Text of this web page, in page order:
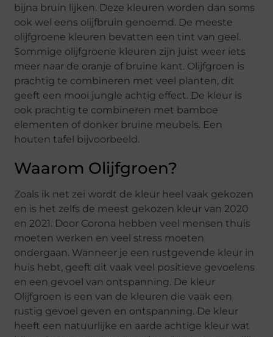
bijna bruin lijken. Deze kleuren worden dan soms
ook wel eens olijfbruin genoemd. De meeste
olijfgroene kleuren bevatten een tint van geel.
Sommige olijfgroene kleuren zijn juist weer iets
meer naar de oranje of bruine kant. Olijfgroen is
prachtig te combineren met veel planten, dit
geeft een mooi jungle achtig effect. De kleur is
ook prachtig te combineren met bamboe
elementen of donker bruine meubels. Een
houten tafel bijvoorbeeld.
Waarom Olijfgroen?
Zoals ik net zei wordt de kleur heel vaak gekozen
en is het zelfs de meest gekozen kleur van 2020
en 2021. Door Corona hebben veel mensen thuis
moeten werken en veel stress moeten
ondergaan. Wanneer je een rustgevende kleur in
huis hebt, geeft dit vaak veel positieve gevoelens
en een gevoel van ontspanning. De kleur
Olijfgroen is een van de kleuren die vaak een
rustig gevoel geven en ontspanning. De kleur
heeft een natuurlijke en aarde achtige kleur wat